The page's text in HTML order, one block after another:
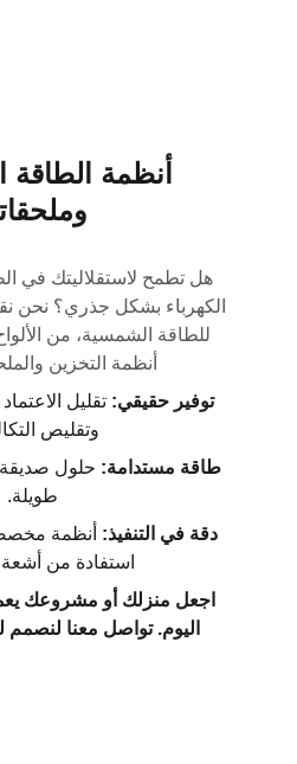
أنظمة
هل تطمح لاستقلاليتك في
الكهرباء بشكل جذري؟ نحن
للطاقة الشمسية، من
أنظمة التخزين
توفير حقيقي: تقليل
وتقليص
طاقة مستدامة: حلول صديقة
طويلة.
دقة في التنفيذ: أنظمة
استفادة من
اجعل منزلك أو مشروعك
اليوم. تواصل معنا